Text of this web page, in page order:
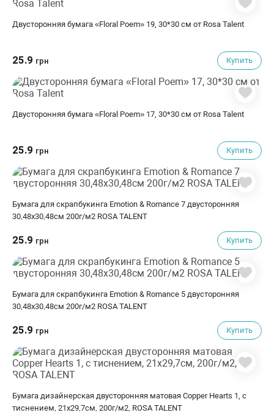
Двусторонняя бумага «Floral Poem» 19, 30*30 см от Rosa Talent
25.9 грн Купить
Двусторонняя бумага «Floral Poem» 17, 30*30 см от Rosa Talent
25.9 грн Купить
Бумага для скрапбукинга Emotion & Romance 7 двусторонняя
30,48х30,48см 200г/м2 ROSA TALENT
25.9 грн Купить
Бумага для скрапбукинга Emotion & Romance 5 двусторонняя
30,48х30,48см 200г/м2 ROSA TALENT
25.9 грн Купить
Бумага дизайнерская двусторонняя матовая Copper Hearts 1, с
тиснением, 21х29,7см, 200г/м2, ROSA TALENT